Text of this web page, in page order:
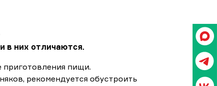
в них отличаются.
приготовления пищи.
рекомендуется обустроить